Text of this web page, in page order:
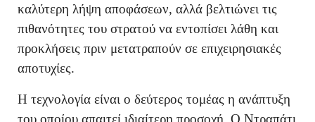
καλύτερη λήψη αποφάσεων, αλλά βελτιώνει τις
πιθανότητες του στρατού να εντοπίσει λάθη και
προκλήσεις πριν μετατραπούν σε επιχειρησιακές
αποτυχίες.
Η τεχνολογία είναι ο δεύτερος τομέας η ανάπτυξη
του οποίου απαιτεί ιδιαίτερη προσοχή. Ο Ντραπάτι